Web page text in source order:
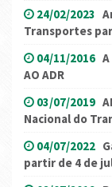
24/02/2023
Transportes
04/11/2016 A
AO ADR
03/07/2019
Nacional do
04/07/2022
partir de 4 de